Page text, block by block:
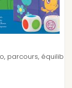
3+
équilibre)